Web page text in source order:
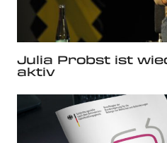
Julia Probst ist
aktiv